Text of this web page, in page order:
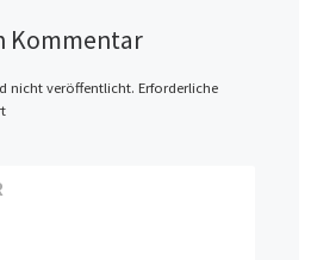
Kommentar
nicht veröffentlicht. Erforderliche